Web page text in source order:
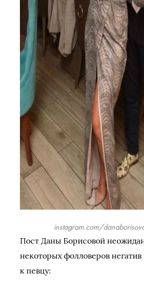
instagram.com/
Пост Даны Борисовой
некоторых фолловеров
к певцу: